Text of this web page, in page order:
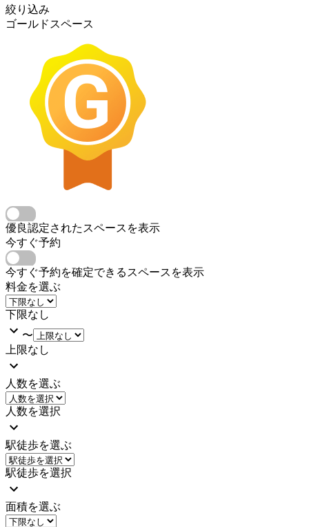
絞り込み
ゴールドスペース
優良認定されたスペースを表示
今すぐ予約
今すぐ予約を確定できるスペースを表示
料金を選ぶ
下限なし
〜
上限なし
人数を選ぶ
人数を選択
駅徒歩を選ぶ
駅徒歩を選択
面積を選ぶ